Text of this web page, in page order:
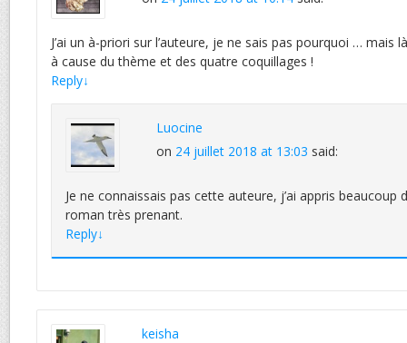
J’ai un à-priori sur l’auteure, je ne sais pas pourquoi … mais
à cause du thème et des quatre coquillages !
Reply↓
Luocine
on 24 juillet 2018 at 13:03 said:
Je ne connaissais pas cette auteure, j’ai appris beaucoup
roman très prenant.
Reply↓
keisha